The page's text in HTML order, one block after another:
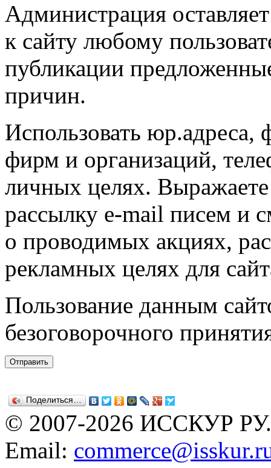
Администрация
к сайту любому
публикации
причин.
Использовать юр.адреса,
фирм и организаций,
личных целях. Выражаете
рассылку e-mail писем и
о проводимых акциях,
рекламных целях для
Пользование данным
безоговорочного
Поделиться…
© 2007-2026 ИССКУР РУ.
Email: